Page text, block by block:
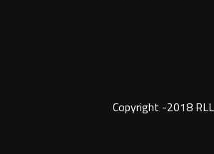
Copyright -2018